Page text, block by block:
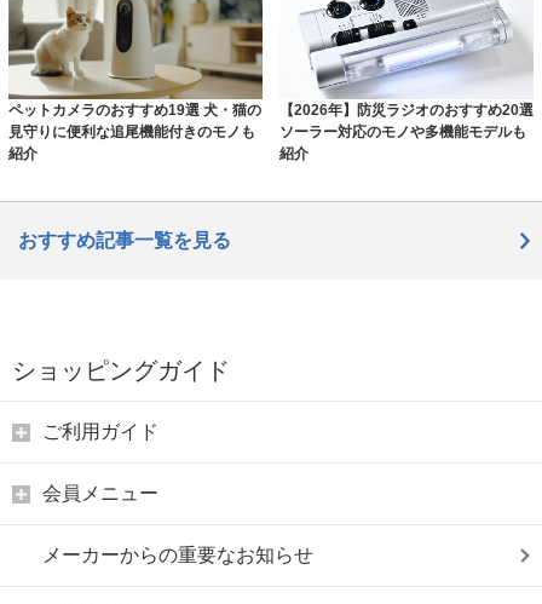
ペットカメラのおすすめ19選 犬・猫の
見守りに便利な追尾機能付きのモノも
紹介
【2026年】防災ラジオのおすすめ20選
ソーラー対応のモノや多機能モデルも
紹介
おすすめ記事一覧を見る
ショッピングガイド
ご利用ガイド
会員メニュー
メーカーからの重要なお知らせ